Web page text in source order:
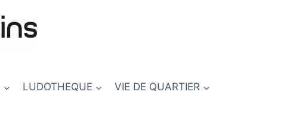
LUDOTHEQUE
VIE DE QUARTIER